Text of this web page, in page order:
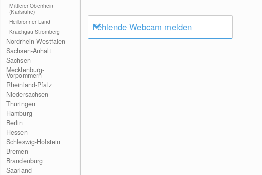
Mittlerer Oberrhein
(Karlsruhe)
Heilbronner Land
Kraichgau Stromberg
Nordrhein-Westfalen
Sachsen-Anhalt
Sachsen
Mecklenburg-
Vorpommern
Rheinland-Pfalz
Niedersachsen
Thüringen
Hamburg
Berlin
Hessen
Schleswig-Holstein
Bremen
Brandenburg
Saarland
Fehlende Webcam melden